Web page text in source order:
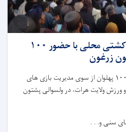
هرات؛ برگزاری مسابقات کشتی محلی با حضور ۱۰۰
زرغون
مسابقات کشی محلی با اشتراک ۱۰۰ پهلوان از سوی مدیریت بازی های
ولایت هرات، در ولسوالی پشتون
سنی و. . .